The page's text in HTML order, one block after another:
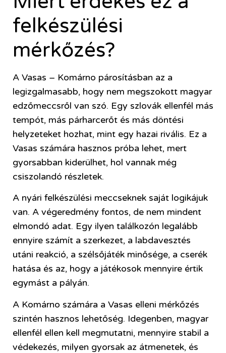
felkészülési
mérkőzés?
A Vasas – Komárno párosításban az a
legizgalmasabb, hogy nem megszokott magyar
edzőmeccsről van szó. Egy szlovák ellenfél más
tempót, más párharcerőt és más döntési
helyzeteket hozhat, mint egy hazai rivális. Ez a
Vasas számára hasznos próba lehet, mert
gyorsabban kiderülhet, hol vannak még
csiszolandó részletek.
A nyári felkészülési meccseknek saját logikájuk
van. A végeredmény fontos, de nem mindent
elmondó adat. Egy ilyen találkozón legalább
ennyire számít a szerkezet, a labdavesztés
utáni reakció, a szélsőjáték minősége, a cserék
hatása és az, hogy a játékosok mennyire értik
egymást a pályán.
A Komárno számára a Vasas elleni mérkőzés
szintén hasznos lehetőség. Idegenben, magyar
ellenfél ellen kell megmutatni, mennyire stabil a
védekezés, milyen gyorsak az átmenetek, és